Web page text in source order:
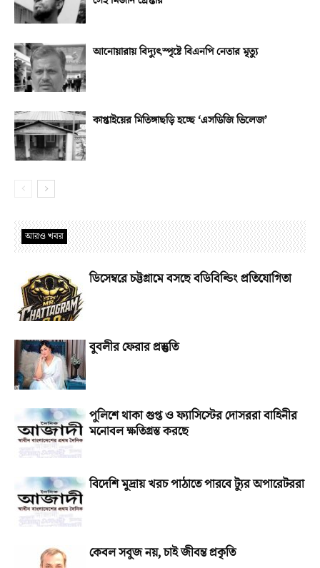
আনোয়ারায় বিদ্যুৎস্পৃষ্টে বিএনপি নেতার মৃত্যু
কাপ্তাইয়ের মিতিঙ্গাছড়ি হচ্ছে ‘এসডিজি ভিলেজ’
আরও খবর
ডিসেম্বরে চট্টগ্রামে বসছে বডিবিল্ডিং প্রতিযোগিতা
বুবলীর ফেরার প্রস্তুতি
পুলিশে থাকা গুপ্ত ও ফ্যাসিস্টের দোসররা বাহিনীর
মনোবল ক্ষতিগ্রস্ত করছে
বিদেশি মুদ্রায় খরচ পাঠাতে পারবে ট্যুর অপারেটররা
কেবল সবুজ নয়, চাই জীবন্ত প্রকৃতি